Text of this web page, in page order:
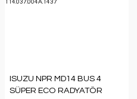
ISUZU NPR MD14 BUS 4
SÜPER ECO RADYATÖR